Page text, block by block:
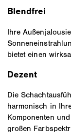
Blendfrei
Ihre
bietet einen
Dezent
Die
harmonisch in
Komponenten
großen